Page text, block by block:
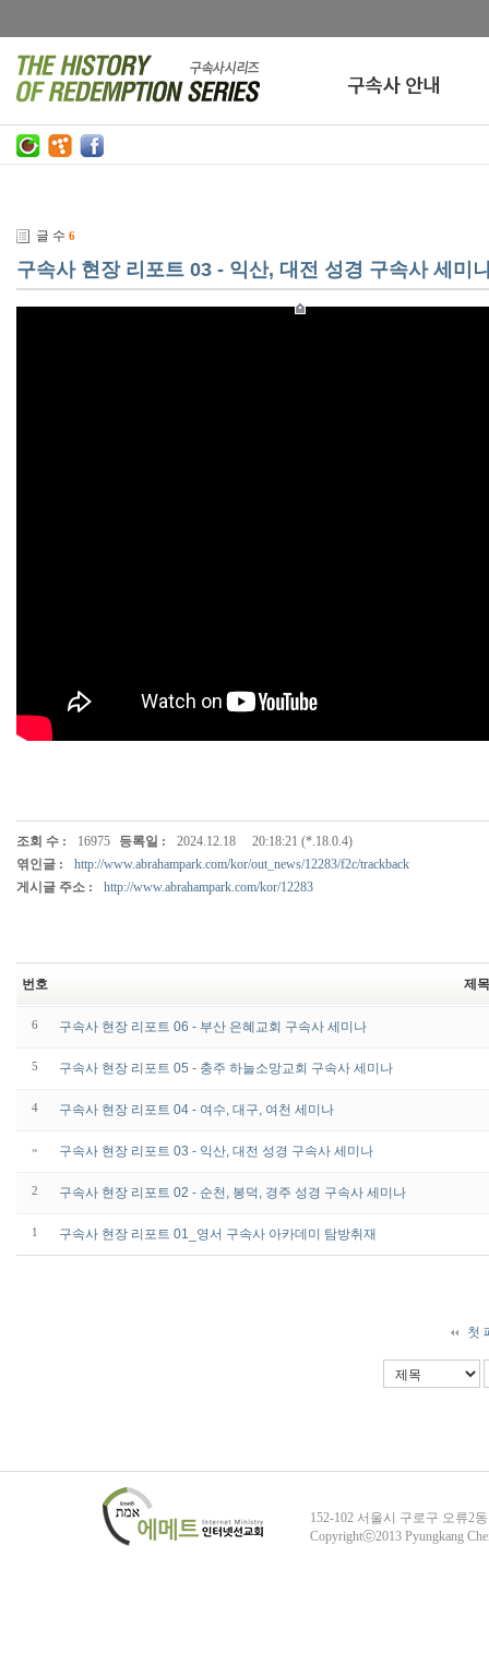
글 수 6
구속사 현장 리포트 03 - 익산, 대전 성경 구속사 세미
조회 수 : 16975 등록일 : 2024.12.18
20:18:21 (*.18.0.4)
엮인글 :
http://www.abrahampark.com/kor/out_news/12283/f2c/trackback
게시글 주소 :
http://www.abrahampark.com/kor/12283
번호 제목
6 구속사 현장 리포트 06 - 부산 은혜교회 구속사 세미나
5 구속사 현장 리포트 05 - 충주 하늘소망교회 구속사 세미나
4 구속사 현장 리포트 04 - 여수, 대구, 여천 세미나
» 구속사 현장 리포트 03 - 익산, 대전 성경 구속사 세미나
2 구속사 현장 리포트 02 - 순천, 봉덕, 경주 성경 구속사 세미나
1 구속사 현장 리포트 01_영서 구속사 아카데미 탐방취재
첫
152-102 서울시 구로구 오류2
Copyrightⓒ2013 Pyungkang